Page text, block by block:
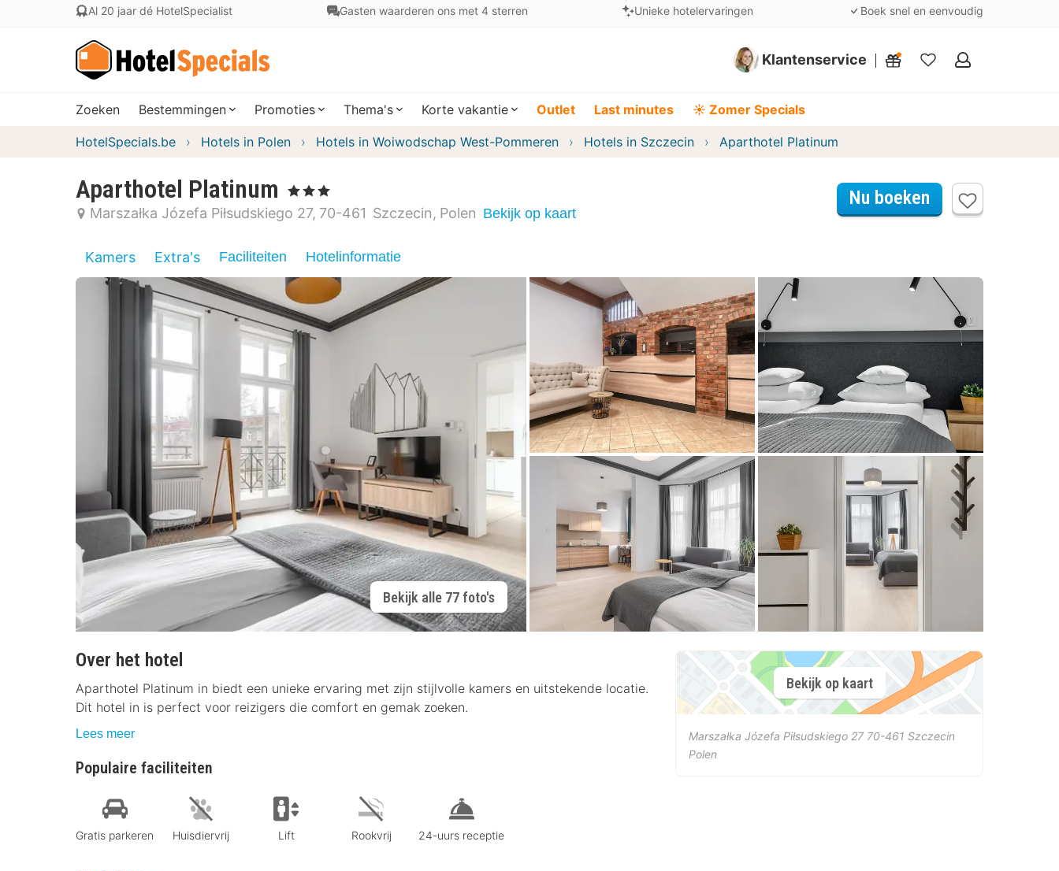
Al 20 jaar dé HotelSpecialist Gasten waarderen ons met 4 sterren Unieke hotelervaringen Boek snel en eenvoudig
Klantenservice
Mijn
Zoeken Bestemmingen Promoties Thema's Korte vakantie Outlet Last minutes ☀️ Zomer Specials
HotelSpecials.be Hotels in Polen Hotels in Woiwodschap West-Pommeren Hotels in Szczecin Aparthotel Platinum
Aparthotel Platinum , 3 Sterren
Marszałka Józefa Piłsudskiego 27 70-461 Szczecin Polen Bekijk op kaart
Nu boeken
Kamers Extra's Faciliteiten Hotelinformatie
Bekijk alle 77 foto's
Over het hotel
Aparthotel Platinum in biedt een unieke ervaring met zijn stijlvolle kamers en uitstekende locatie.
Dit hotel in is perfect voor reizigers die comfort en gemak zoeken.
Lees meer
Populaire faciliteiten
Gratis parkeren Huisdiervrij Lift Rookvrij 24-uurs receptie
Bekijk op kaart
Marszałka Józefa Piłsudskiego 27 70-461 Szczecin
Polen